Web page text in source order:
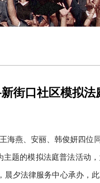
街口社区模拟法
海燕、安丽、韩俊妍四位
主题的模拟法庭普法活动
晨夕法律服务中心承办，